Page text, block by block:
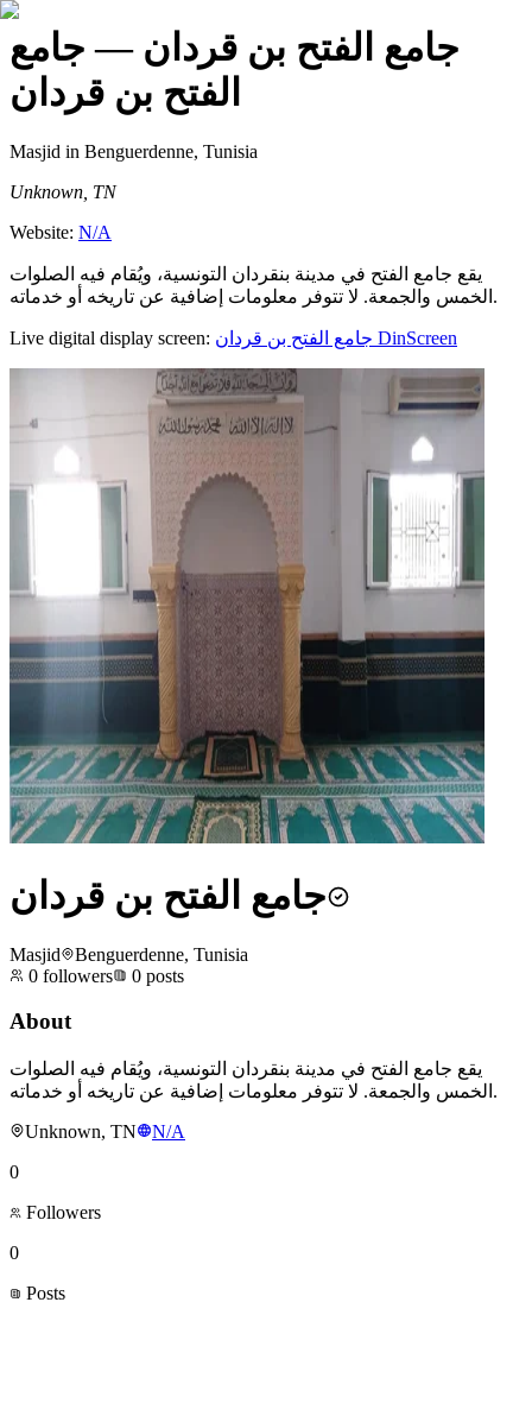
جامع الفتح بن قردان — جامع
الفتح بن قردان
Masjid in Benguerdenne, Tunisia
Unknown, TN
Website: N/A
يقع جامع الفتح في مدينة بنقردان التونسية، ويُقام فيه الصلوات
الخمس والجمعة. لا تتوفر معلومات إضافية عن تاريخه أو خدماته.
Live digital display screen: جامع الفتح بن قردان DinScreen
جامع الفتح بن قردان
Masjid
Benguerdenne, Tunisia
0 followers 0 posts
About
يقع جامع الفتح في مدينة بنقردان التونسية، ويُقام فيه الصلوات
الخمس والجمعة. لا تتوفر معلومات إضافية عن تاريخه أو خدماته.
Unknown, TN
N/A
0
Followers
0
Posts